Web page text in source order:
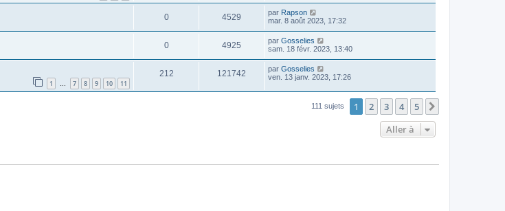
0 4529 par Rapson
mar. 8 août 2023, 17:32
0 4925 par Gosselies
sam. 18 févr. 2023, 13:40
1 … 7 8 9 10 11
212 121742 par Gosselies
ven. 13 janv. 2023, 17:26
111 sujets 1 2 3 4 5
Aller à